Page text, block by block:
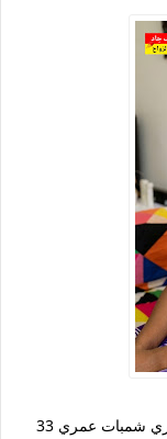
اسمي هبة عبدالرحمن سودانية من الخرطوم بحري شمبات عمري 33